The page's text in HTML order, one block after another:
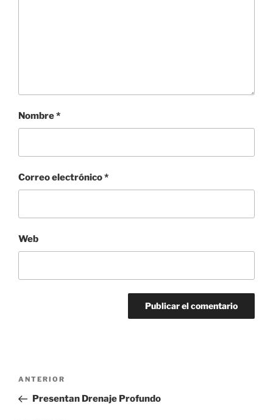
Nombre*
Correo electrónico*
Web
Navegación
entradas
Entrada
anterior:
ANTERIOR
Presentan Drenaje Profundo